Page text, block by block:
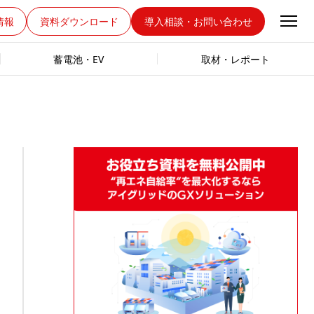
報 資料ダウンロード 導入相談・お問い合わせ
蓄電池・EV 取材・レポート